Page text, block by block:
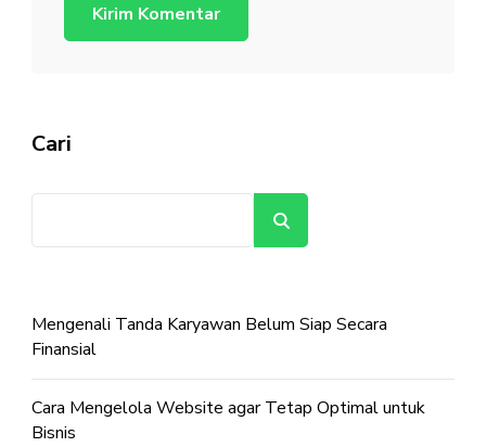
Cari
Mengenali Tanda Karyawan Belum Siap Secara
Finansial
Cara Mengelola Website agar Tetap Optimal untuk
Bisnis